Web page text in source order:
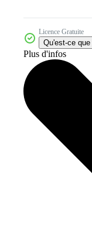
Licence Gratuite
Qu'est-ce
Plus d'infos